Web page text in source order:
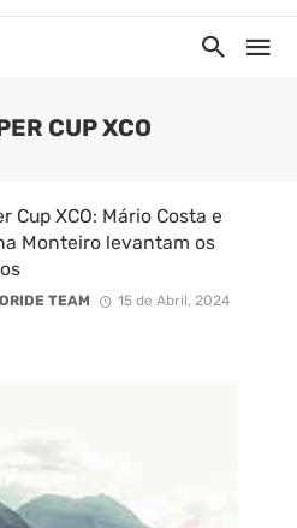
CUP XCO
Cup XCO: Mário Costa e
Monteiro levantam os
TEAM 15 de Abril, 2024